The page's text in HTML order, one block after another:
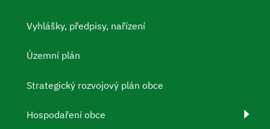
Vyhlášky, předpisy, nařízení
Územní plán
Strategický rozvojový plán obce
Hospodaření obce